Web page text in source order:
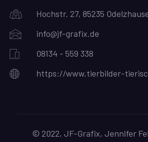
Hochstr. 27, 85235
info@jf-grafix.de
08134 - 559 338
https://www.tierbilder-
© 2022, JF-Grafix, Jennifer